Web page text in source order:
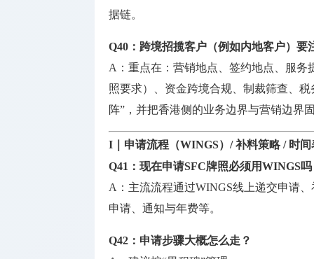
据链。
Q40：跨境招揽客户（例如内地客户）要
A：重点在：营销地点、签约地点、服
照要求）、资金跨境合规、制裁筛查、
阵”，并把香港侧的业务边界与营销边界
I｜申请流程（WINGS）/ 补料策略 / 时间
Q41：现在申请SFC牌照必须用WINGS吗
A：主流流程通过WINGS线上递交申请
申请、通知与年费等。
Q42：申请步骤大概怎么走？